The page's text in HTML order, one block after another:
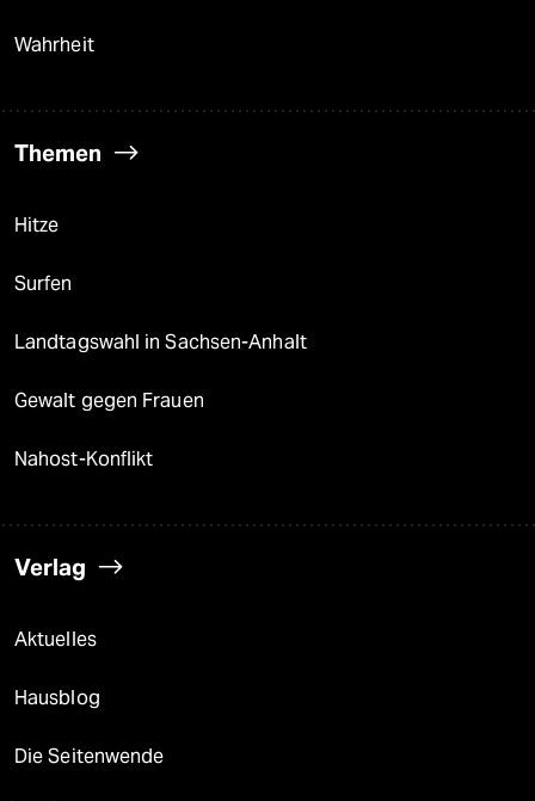
Wahrheit
Themen
Hitze
Surfen
Landtagswahl in Sachsen-Anhalt
Gewalt gegen Frauen
Nahost-Konflikt
Verlag
Aktuelles
Hausblog
Die Seitenwende